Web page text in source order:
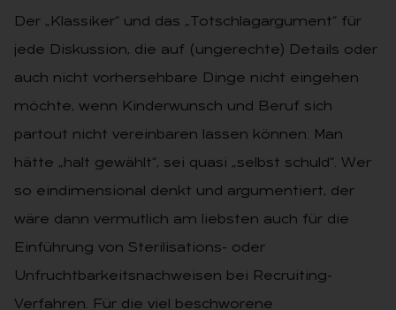
Der „Klassiker“ und das „Totschlagargument“ für
jede Diskussion, die auf (ungerechte) Details oder
auch nicht vorhersehbare Dinge nicht eingehen
möchte, wenn Kinderwunsch und Beruf sich
partout nicht vereinbaren lassen können: Man
hätte „halt gewählt“, sei quasi „selbst schuld“. Wer
so eindimensional denkt und argumentiert, der
wäre dann vermutlich am liebsten auch für die
Einführung von Sterilisations- oder
Unfruchtbarkeitsnachweisen bei Recruiting-
Verfahren. Für die viel beschworene